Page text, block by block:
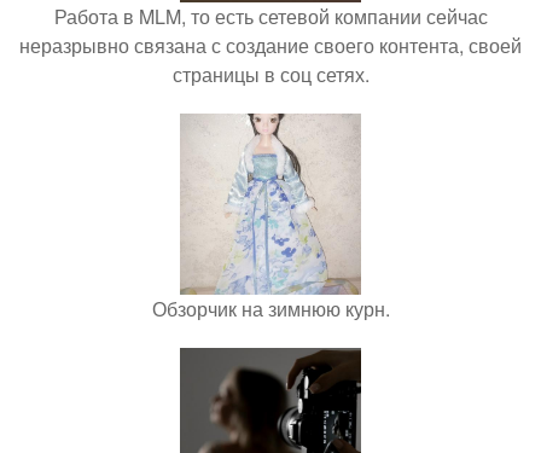
Работа в MLM, то есть сетевой компании сейчас
неразрывно связана с создание своего контента, своей
страницы в соц сетях.
Обзорчик на зимнюю курн.